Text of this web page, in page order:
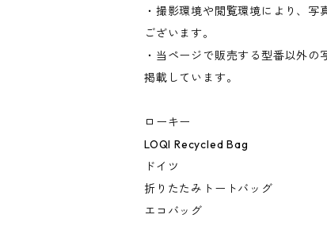
・撮影環境や閲覧環境により、
ございます。
・当ページで販売する型番以外の
掲載しています。
ローキー
LOQI Recycled Bag
ドイツ
折りたたみトートバッグ
エコバッグ